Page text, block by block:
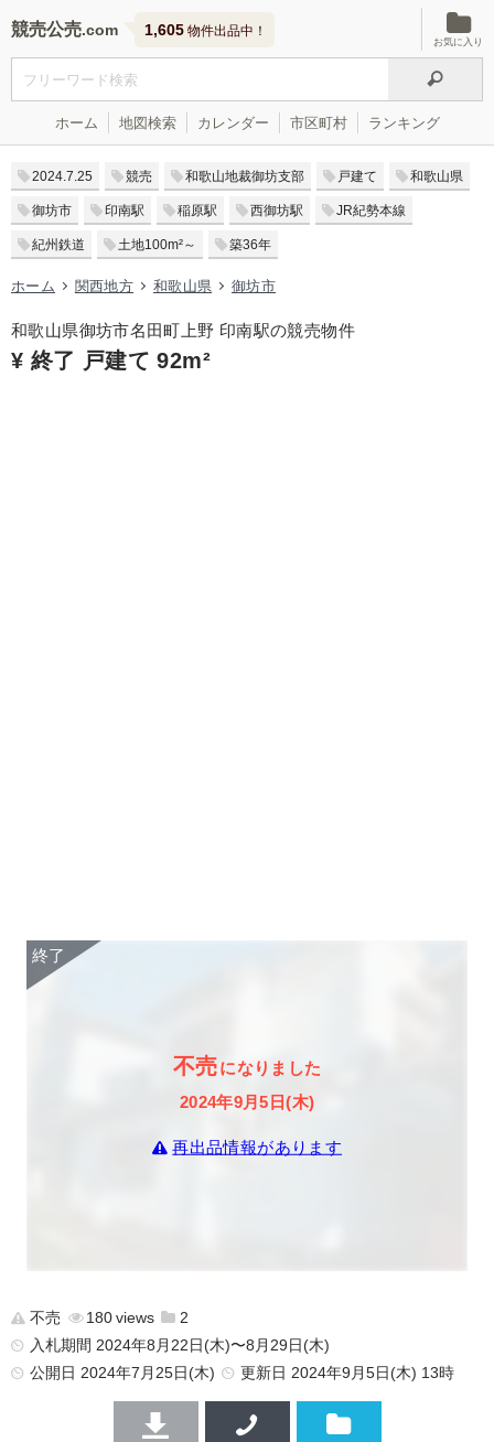
競売公売 1,605 物件出品中！
お気に入り
ホーム 地図検索 カレンダー 市区町村 ランキング
2024.7.25 競売 和歌山地裁御坊支部 戸建て 和歌山県
御坊市 印南駅 稲原駅 西御坊駅 JR紀勢本線
紀州鉄道 土地100m²～ 築36年
ホーム 関西地方 和歌山県 御坊市
和歌山県御坊市名田町上野 印南駅の競売物件
¥ 終了 戸建て 92m²
不売になりました
2024年9月5日(木)
再出品情報があります
不売 180
2
入札期間 2024年8月22日(木)〜8月29日(木)
公開日 2024年7月25日(木) 更新日 2024年9月5日(木) 13時